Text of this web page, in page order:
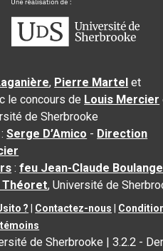
, Pierre Martel et
le concours de Louis Mercier
de Sherbrooke
:Serge D’Amico - Direction
:feu Jean-Claude
Théoret, Université de
? Contactez-nous
de Sherbrooke |3.2.2 -